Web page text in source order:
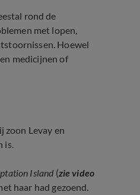
rond de
met lopen,
Hoewel
medicijnen of
zoon Levay en
is.
Island (zie video
haar had gezoend.